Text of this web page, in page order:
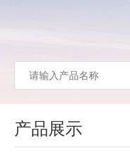
产品展示